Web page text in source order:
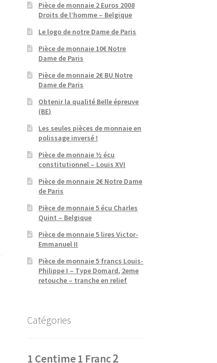
Pièce de monnaie 2 Euros 2008
Droits de l’homme – Belgique
Le logo de notre Dame de Paris
Pièce de monnaie 10€ Notre
Dame de Paris
Pièce de monnaie 2€ BU Notre
Dame de Paris
Obtenir la qualité Belle épreuve
(BE)
Les seules pièces de monnaie en
polissage inversé !
Pièce de monnaie ½ écu
constitutionnel – Louis XVI
Pièce de monnaie 2€ Notre Dame
de Paris
Pièce de monnaie 5 écu Charles
Quint – Belgique
Pièce de monnaie 5 lires Victor-
Emmanuel II
Pièce de monnaie 5 francs Louis-
Philippe I – Type Domard, 2eme
retouche – tranche en relief
Catégories
1 Centime1 Franc2